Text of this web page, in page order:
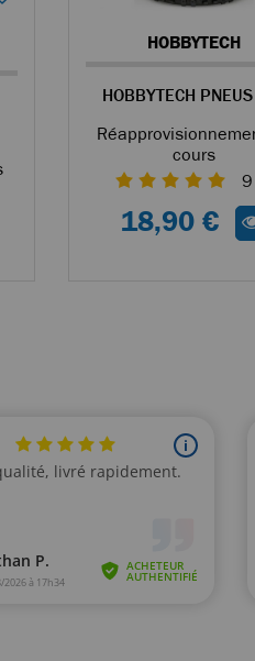
HOBBYTECH
cours
9
18,90 €